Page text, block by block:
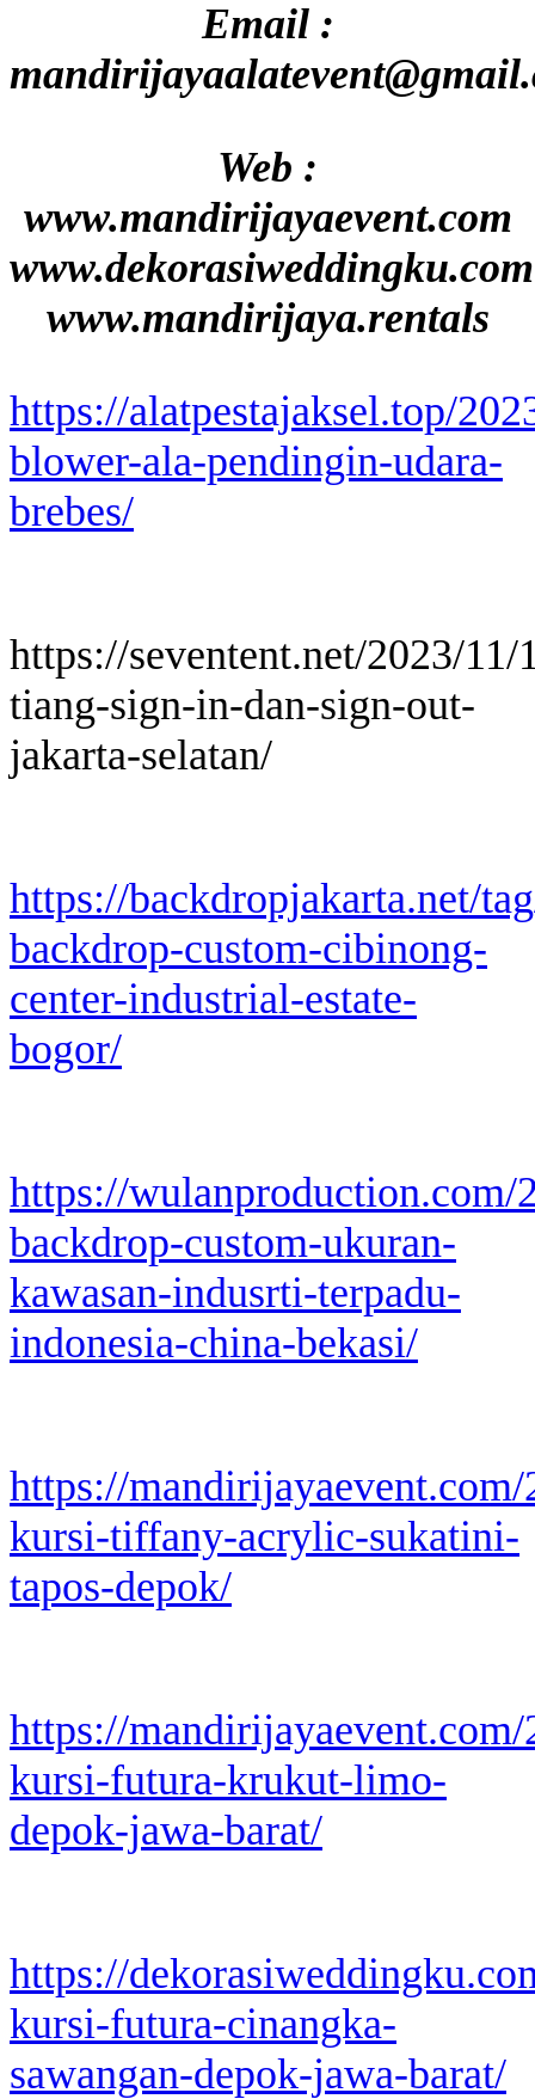
Email :
Web :
www.mandirijayaevent.com
www.dekorasiweddingku.com
www.mandirijaya.rentals
https://alatpestajaksel.top/
blower-ala-pendingin-udara-
brebes/
https://seventent.net/2023/11/
tiang-sign-in-dan-sign-out-
jakarta-selatan/
https://backdropjakarta.net/
backdrop-custom-cibinong-
center-industrial-estate-
bogor/
https://wulanproduction.com/
backdrop-custom-ukuran-
kawasan-indusrti-terpadu-
indonesia-china-bekasi/
https://
kursi-tiffany-acrylic-sukatini-
tapos-depok/
https://
kursi-futura-krukut-limo-
depok-jawa-barat/
https://
kursi-futura-cinangka-
sawangan-depok-jawa-barat/